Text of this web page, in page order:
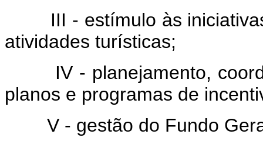
III - estímulo às iniciativas
atividades turísticas;
IV - planejamento,
planos e programas de
V - gestão do Fundo